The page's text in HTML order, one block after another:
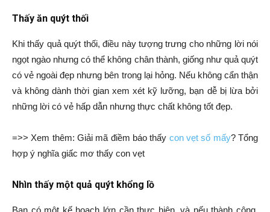
Thấy ăn quýt thối
Khi thấy quả quýt thối, điều này tượng trưng cho những lời nói
ngọt ngào nhưng có thể không chân thành, giống như quả quýt
có vẻ ngoài đẹp nhưng bên trong lại hỏng. Nếu không cẩn thận
và không dành thời gian xem xét kỹ lưỡng, bạn dễ bị lừa bởi
những lời có vẻ hấp dẫn nhưng thực chất không tốt đẹp.
=>> Xem thêm: Giải mã điềm báo thấy con vẹt số mấy? Tổng
hợp ý nghĩa giấc mơ thấy con vẹt
Nhìn thấy một quả quýt khổng lồ